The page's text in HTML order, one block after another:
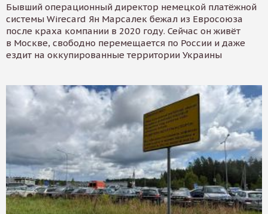
Бывший операционный директор немецкой платёжной
системы Wirecard Ян Марсалек бежал из Евросоюза
после краха компании в 2020 году. Сейчас он живёт
в Москве, свободно перемещается по России и даже
ездит на оккупированные территории Украины